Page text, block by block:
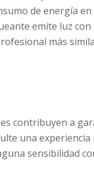
de energía en
emite luz con
más
contribuyen a
una experiencia
sensibilidad